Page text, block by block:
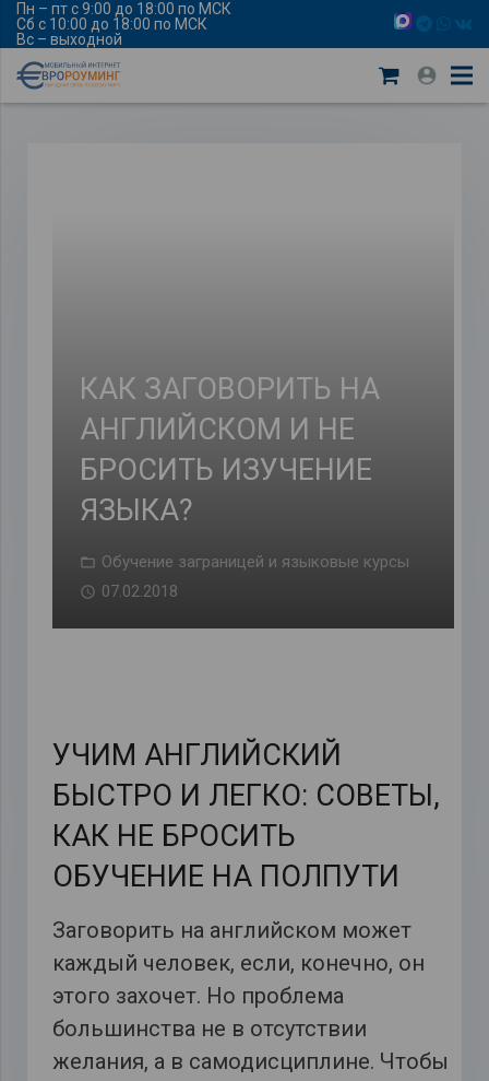
Пн – пт с 9:00 до 18:00 по МСК
Сб с 10:00 до 18:00 по МСК
Вс – выходной
КАК ЗАГОВОРИТЬ НА
АНГЛИЙСКОМ И НЕ
БРОСИТЬ ИЗУЧЕНИЕ
ЯЗЫКА?
Обучение заграницей и языковые курсы
07.02.2018
УЧИМ АНГЛИЙСКИЙ
БЫСТРО И ЛЕГКО: СОВЕТЫ,
КАК НЕ БРОСИТЬ
ОБУЧЕНИЕ НА ПОЛПУТИ
Заговорить на английском может
каждый человек, если, конечно, он
этого захочет. Но проблема
большинства не в отсутствии
желания, а в самодисциплине. Чтобы